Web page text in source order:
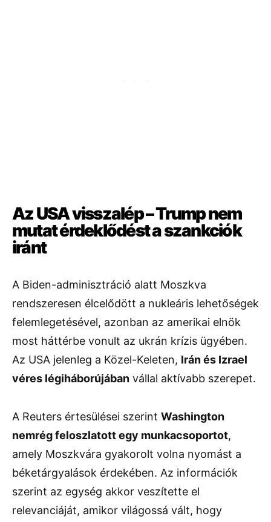
Az USA visszalép – Trump nem
mutat érdeklődést a szankciók
iránt
A Biden-adminisztráció alatt Moszkva
rendszeresen élcelődött a nukleáris lehetőségek
felemlegetésével, azonban az amerikai elnök
most háttérbe vonult az ukrán krízis ügyében.
Az USA jelenleg a Közel-Keleten, Irán és Izrael
véres légiháborújában vállal aktívabb szerepet.
A Reuters értesülései szerint Washington
nemrég feloszlatott egy munkacsoportot,
amely Moszkvára gyakorolt volna nyomást a
béketárgyalások érdekében. Az információk
szerint az egység akkor veszítette el
relevanciáját, amikor világossá vált, hogy